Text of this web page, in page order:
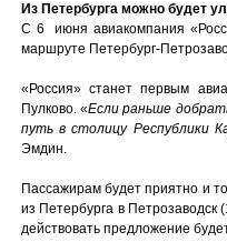
Из Петербурга можно будет
С 6 июня авиакомпания
маршруте Петербург-
«Россия» станет первым
Пулково. «Если раньше
путь в столицу Республики
Эмдин.
Пассажирам будет приятно и
из Петербурга в Петрозаводск
действовать предложение